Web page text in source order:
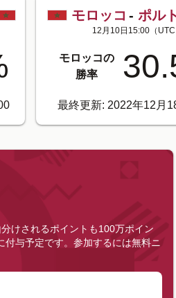
モロッコ - ポル
12月10日15:00 （UTC
モロッコの
勝率
最終更新: 2022年12月
けされるポイントも100万ポイン
与予定です。 参加するには無料ニ